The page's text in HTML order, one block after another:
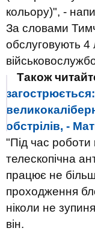
кольору)", -
За словами
обслуговують 4
Також
обстрілів, -
"Під час
телескопічна
працює не
проходження
ніколи не
він.